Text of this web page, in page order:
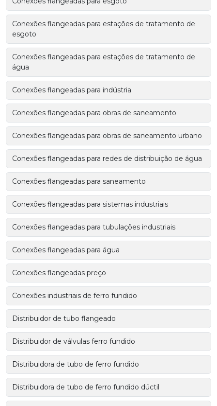
Conexões flangeadas para estações de tratamento de
esgoto
Conexões flangeadas para estações de tratamento de
água
Conexões flangeadas para indústria
Conexões flangeadas para obras de saneamento
Conexões flangeadas para obras de saneamento urbano
Conexões flangeadas para redes de distribuição de água
Conexões flangeadas para saneamento
Conexões flangeadas para sistemas industriais
Conexões flangeadas para tubulações industriais
Conexões flangeadas para água
Conexões flangeadas preço
Conexões industriais de ferro fundido
Distribuidor de tubo flangeado
Distribuidor de válvulas ferro fundido
Distribuidora de tubo de ferro fundido
Distribuidora de tubo de ferro fundido dúctil